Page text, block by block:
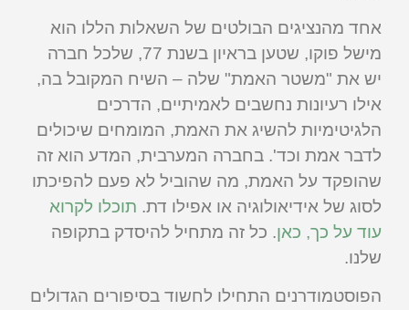
אחד מהנציגים הבולטים של השאלות הללו הוא
מישל פוקו, שטען בראיון בשנת 77, שלכל חברה
יש את "משטר האמת" שלה – השיח המקובל בה,
אילו רעיונות נחשבים לאמיתיים, הדרכים
הלגיטימיות להשיג את האמת, המומחים שיכולים
לדבר אמת וכד'. בחברה המערבית, המדע הוא זה
שהופקד על האמת, מה שהוביל לא פעם להפיכתו
לסוג של אידיאולוגיה או אפילו דת. תוכלו לקרוא
עוד על כך, כאן. כל זה מתחיל להיסדק בתקופה
שלנו.
הפוסטמודרנים התחילו לחשוד בסיפורים הגדולים